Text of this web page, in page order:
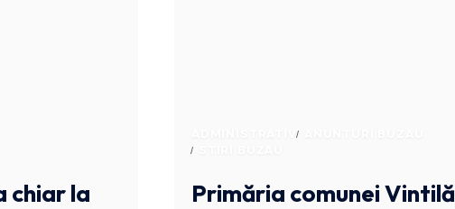
chiar la
ADMINISTRATIV
Primăria comunei Vintilă